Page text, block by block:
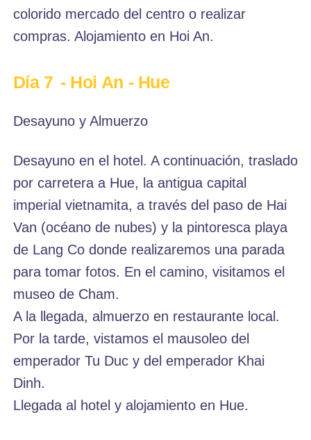
colorido mercado del centro o realizar
compras. Alojamiento en Hoi An.
Día 7 - Hoi An - Hue
Desayuno y Almuerzo
Desayuno en el hotel. A continuación, traslado
por carretera a Hue, la antigua capital
imperial vietnamita, a través del paso de Hai
Van (océano de nubes) y la pintoresca playa
de Lang Co donde realizaremos una parada
para tomar fotos. En el camino, visitamos el
museo de Cham.
A la llegada, almuerzo en restaurante local.
Por la tarde, vistamos el mausoleo del
emperador Tu Duc y del emperador Khai
Dinh.
Llegada al hotel y alojamiento en Hue.